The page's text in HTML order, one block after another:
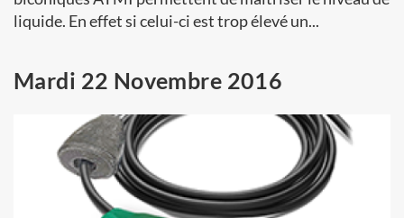
liquide. En effet si celui-ci est trop élevé un...
Mardi 22 Novembre 2016